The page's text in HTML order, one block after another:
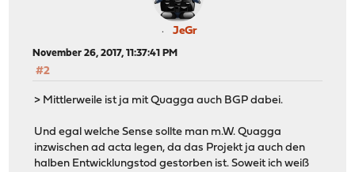
JeGr
November 26, 2017, 11:37:41 PM
#2
> Mittlerweile ist ja mit Quagga auch BGP dabei.
Und egal welche Sense sollte man m.W. Quagga
inzwischen ad acta legen, da das Projekt ja auch den
halben Entwicklungstod gestorben ist. Soweit ich weiß